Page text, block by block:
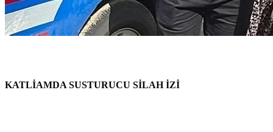
KATLİAMDA SUSTURUCU SİLAH İZİ